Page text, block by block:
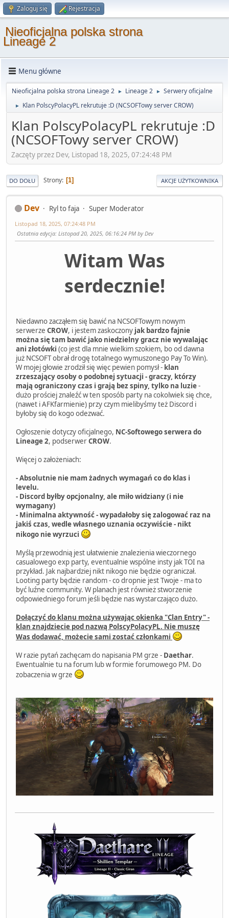
Zaloguj się Rejestracja
Nieoficjalna polska strona
Lineage 2
Menu główne
Nieoficjalna polska strona Lineage 2 ► Lineage 2 ► Serwery oficjalne
► Klan PolscyPolacyPL rekrutuje :D (NCSOFTowy server CROW)
Klan PolscyPolacyPL rekrutuje :D
(NCSOFTowy server CROW)
Zaczęty przez Dev, Listopad 18, 2025, 07:24:48 PM
DO DOŁU Strony 1 AKCJE UŻYTKOWNIKA
Dev Ryl to faja Super Moderator
Listopad 18, 2025, 07:24:48 PM
Ostatnia edycja: Listopad 20, 2025, 06:16:24 PM by Dev
Witam Was
serdecznie!
Niedawno zacząłem się bawić na NCSOFTowym nowym
serwerze CROW, i jestem zaskoczony jak bardzo fajnie
można się tam bawić jako niedzielny gracz nie wywalając
ani złotówki (co jest dla mnie wielkim szokiem, bo od dawna
już NCSOFT obrał drogę totalnego wymuszonego Pay To Win).
W mojej głowie zrodził się więc pewien pomysł - klan
zrzeszający osoby o podobnej sytuacji - graczy, którzy
mają ograniczony czas i grają bez spiny, tylko na luzie-
dużo prościej znaleźć w ten sposób party na cokolwiek się chce,
(nawet i AFKfarmienie) przy czym mielibyśmy też Discord i
byłoby się do kogo odezwać.
Ogłoszenie dotyczy oficjalnego, NC-Softowego serwera do
Lineage 2, podserwerCROW.
Więcej o założeniach:
- Absolutnie nie mam żadnych wymagań co do klas i
levelu.
- Discord byłby opcjonalny, ale miło widziany (i nie
wymagany)
- Minimalna aktywność - wypadałoby się zalogować raz na
jakiś czas, wedle własnego uznania oczywiście - nikt
nikogo nie wyrzuci
Myślą przewodnią jest ułatwienie znalezienia wieczornego
casualowego exp party, eventualnie wspólne insty jak TOI na
przykład. Jak najbardziej nikt nikogo nie będzie ograniczał.
Looting party będzie random - co dropnie jest Twoje - ma to
być luźne community. W planach jest również stworzenie
odpowiedniego forum jeśli będzie nas wystarczająco dużo.
Dołączyć do klanu można używając okienka "Clan Entry" -
klan znajdziecie pod nazwą PolscyPolacyPL. Nie muszę
Was dodawać, możecie sami zostać członkami
W razie pytań zachęcam do napisania PM grze - Daethar.
Ewentualnie tu na forum lub w formie forumowego PM. Do
zobaczenia w grze